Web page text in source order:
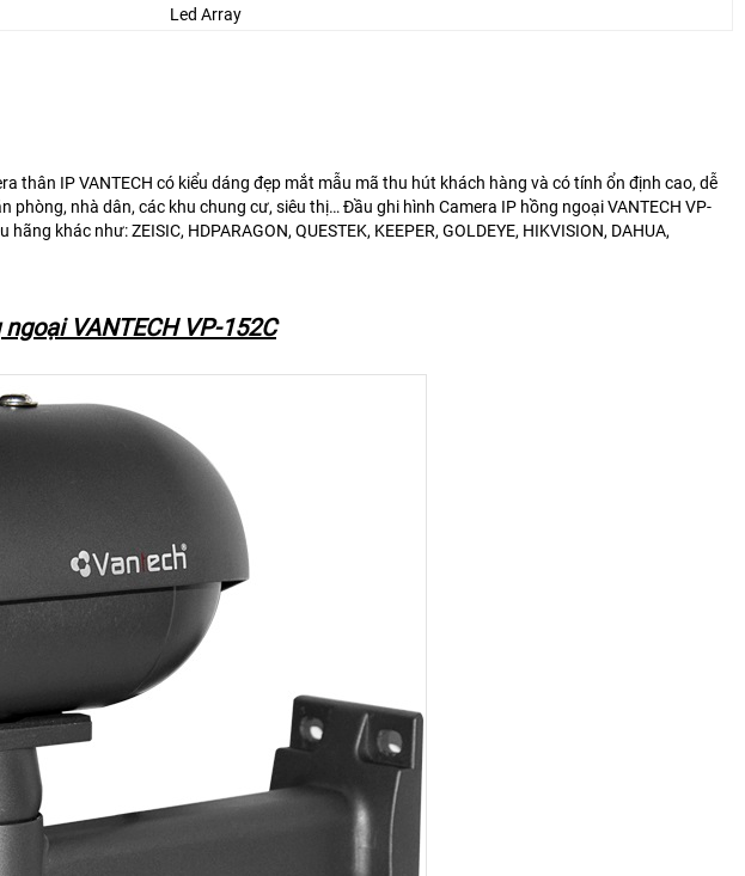
Led Array
thân IP VANTECH có kiểu dáng đẹp mắt mẫu mã thu hút khách hàng và có tính ổn định cao, dễ
nhà dân, các khu chung cư, siêu thị… Đầu ghi hình Camera IP hồng ngoại VANTECH VP-
khác như: ZEISIC, HDPARAGON, QUESTEK, KEEPER, GOLDEYE, HIKVISION, DAHUA,
VANTECH VP-152C